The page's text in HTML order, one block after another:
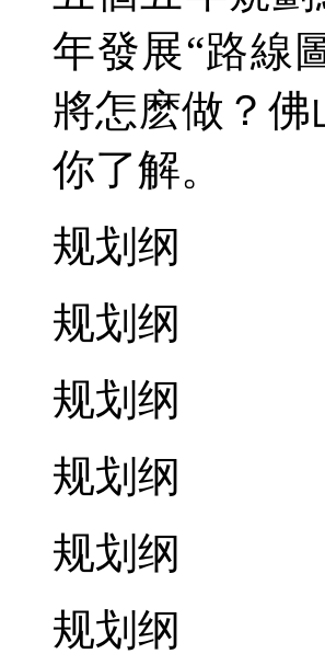
年發展“路線
將怎麽做？
你了解。
规划纲
规划纲
规划纲
规划纲
规划纲
规划纲